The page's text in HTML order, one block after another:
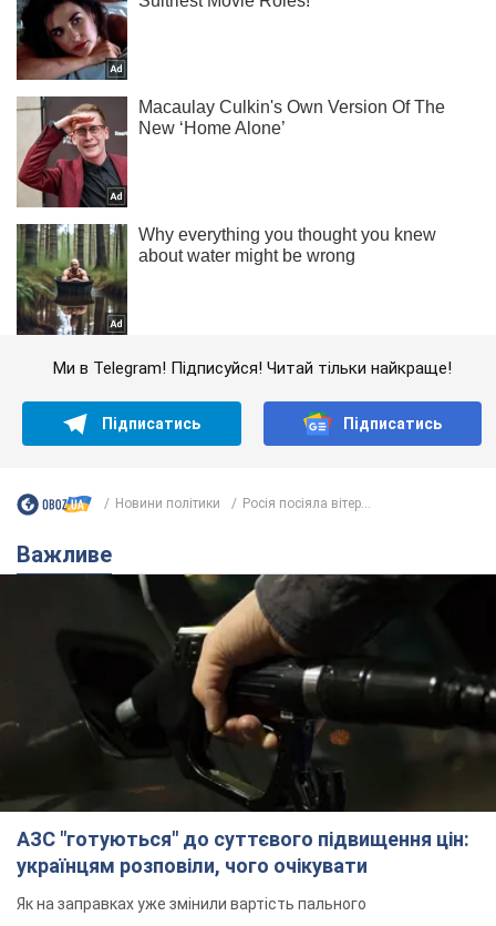
Ми в Telegram! Підписуйся! Читай тільки найкраще!
Підписатись Підписатись
Новини політики Росія посіяла вітер...
Важливе
АЗС "готуються" до суттєвого підвищення цін:
українцям розповіли, чого очікувати
Як на заправках уже змінили вартість пального